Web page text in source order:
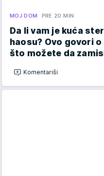
MOJ DOM PRE 20 MIN
Da li vam je kuća
haosu? Ovo govori
što možete da
Komentariši